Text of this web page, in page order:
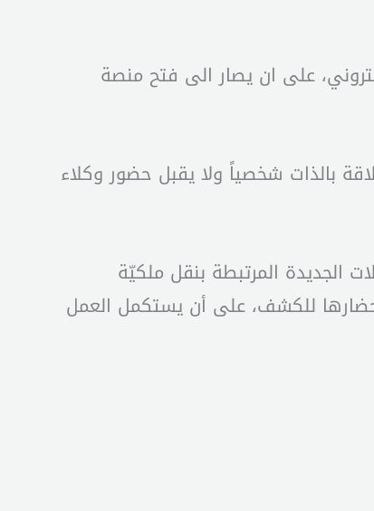
موقع الهيئة الالكتروني، على ان يصار الى فتح منصة
أصحاب العلاقة بالذات شخصياً ولا يقبل حضور وكلاء
الجديدة المرتبطة بنقل ملكيّة
للكشف، على أن يستكمل العمل